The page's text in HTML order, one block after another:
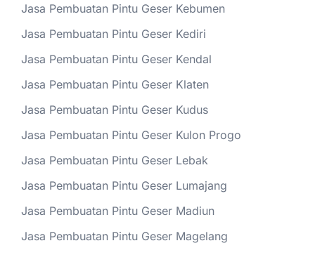
Jasa Pembuatan Pintu Geser Kebumen
Jasa Pembuatan Pintu Geser Kediri
Jasa Pembuatan Pintu Geser Kendal
Jasa Pembuatan Pintu Geser Klaten
Jasa Pembuatan Pintu Geser Kudus
Jasa Pembuatan Pintu Geser Kulon Progo
Jasa Pembuatan Pintu Geser Lebak
Jasa Pembuatan Pintu Geser Lumajang
Jasa Pembuatan Pintu Geser Madiun
Jasa Pembuatan Pintu Geser Magelang